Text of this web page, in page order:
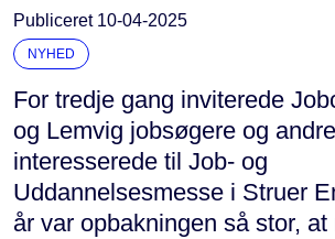
Publiceret 10-04-2025
NYHED
For tredje gang inviterede
og Lemvig jobsøgere og andre
interesserede til Job- og
Uddannelsesmesse i Struer
år var opbakningen så stor,